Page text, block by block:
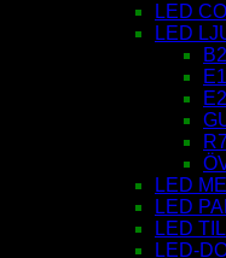
LED
LED
LED
LED
LED
LED-